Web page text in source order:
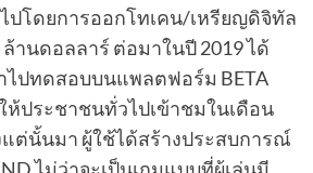
ปโดยการออกโทเคน/เหรียญดิจิทัล
ล้านดอลลาร์ ต่อมาในปี 2019 ได้
ไปทดสอบบนแพลตฟอร์ม BETA
ห้ประชาชนทั่วไปเข้าชมในเดือน
ต่นั้นมา ผู้ใช้ได้สร้างประสบการณ์